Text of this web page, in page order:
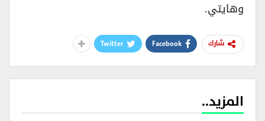
وهايتي.
شارك Facebook
Twitter
المزيد..